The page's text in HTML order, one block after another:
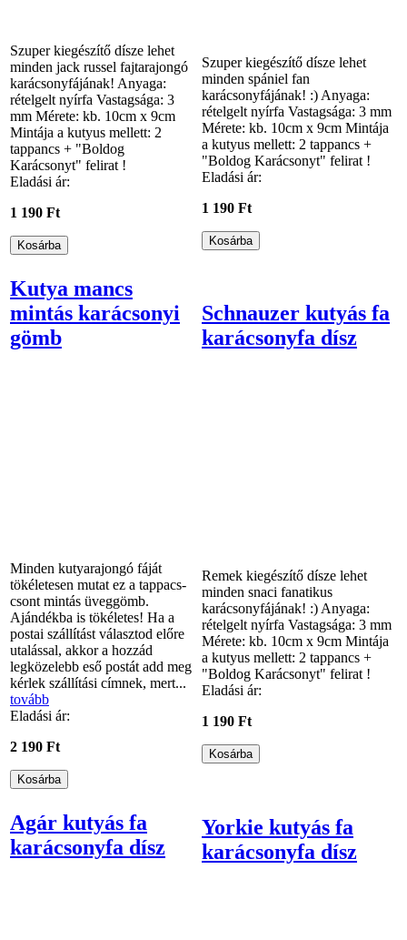
Szuper kiegészítő dísze lehet
minden jack russel fajtarajongó
karácsonyfájának! Anyaga:
rételgelt nyírfa Vastagsága: 3
mm Mérete: kb. 10cm x 9cm
Mintája a kutyus mellett: 2
tappancs + "Boldog
Karácsonyt" felirat !
Eladási ár:
1 190 Ft
Szuper kiegészítő dísze lehet
minden spániel fan
karácsonyfájának! :) Anyaga:
rételgelt nyírfa Vastagsága: 3 mm
Mérete: kb. 10cm x 9cm Mintája
a kutyus mellett: 2 tappancs +
"Boldog Karácsonyt" felirat !
Eladási ár:
1 190 Ft
Kutya mancs
mintás karácsonyi
gömb
Minden kutyarajongó fáját
tökéletesen mutat ez a tappacs-
csont mintás üveggömb.
Ajándékba is tökéletes! Ha a
postai szállítást választod előre
utalással, akkor a hozzád
legközelebb eső postát add meg
kérlek szállítási címnek, mert...
tovább
Eladási ár:
2 190 Ft
Schnauzer kutyás fa
karácsonyfa dísz
Remek kiegészítő dísze lehet
minden snaci fanatikus
karácsonyfájának! :) Anyaga:
rételgelt nyírfa Vastagsága: 3 mm
Mérete: kb. 10cm x 9cm Mintája
a kutyus mellett: 2 tappancs +
"Boldog Karácsonyt" felirat !
Eladási ár:
1 190 Ft
Agár kutyás fa
karácsonyfa dísz
Yorkie kutyás fa
karácsonyfa dísz